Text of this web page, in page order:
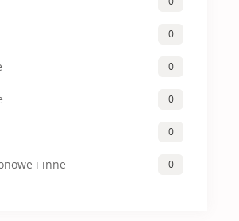
0
0
0
0
i inne 0